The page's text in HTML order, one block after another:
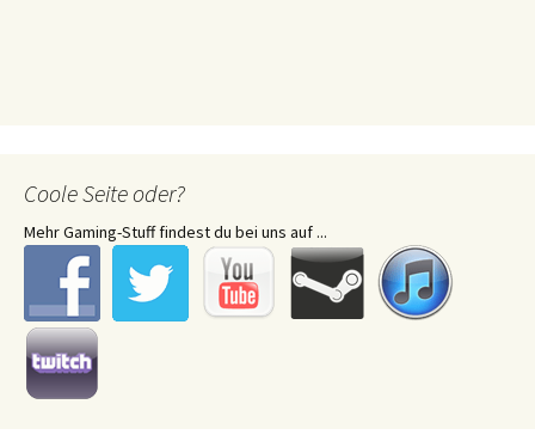
Coole Seite oder?
Mehr Gaming-Stuff findest du bei uns auf ...